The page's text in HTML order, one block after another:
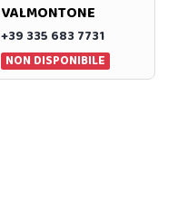
VALMONTONE
+39 335 683 7731
NON DISPONIBILE